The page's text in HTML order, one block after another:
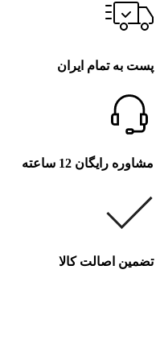
پست به تمام ایران
مشاوره رایگان 12 ساعته
تضمین اصالت کالا